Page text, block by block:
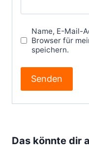
Name, E-Mail-
Browser für
speichern.
Das könnte dir